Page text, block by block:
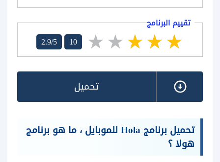
تقييم البرنامج
2.9/5 10
تحميل
تحميل برنامج Hola للموبايل ، ما هو برنامج
هولا ؟